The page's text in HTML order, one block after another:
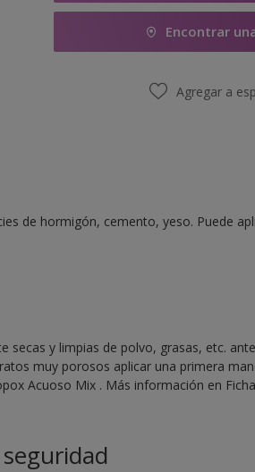
Encontrar
Agregar a
de hormigón, cemento, yeso. Puede
secas y limpias de polvo, grasas, etc.
muy porosos aplicar una primera
Acuoso Mix . Más información en